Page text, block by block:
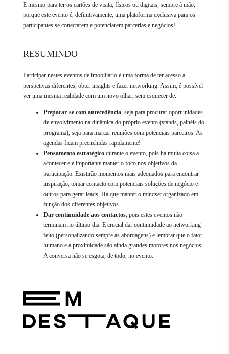
É mesmo para ter os cartões de visita, físicos ou digitais, sempre à mão,
porque este evento é, definitivamente, uma plataforma exclusiva para os
participantes se conectarem e potenciarem parcerias e negócios!
RESUMINDO
Participar nestes eventos de imobiliário é uma forma de ter acesso a
perspetivas diferentes, obter insights e fazer networking. Assim, é possível
ver uma mesma realidade com um novo olhar, sem esquecer de:
Preparar-se com antecedência, seja para procurar oportunidades
de envolvimento na dinâmica do próprio evento (stands, painéis do
programa), seja para marcar reuniões com potenciais parceiros. As
agendas ficam preenchidas rapidamente!
Pensamento estratégicodurante o evento, pois há muita coisa a
acontecer e é importante manter o foco nos objetivos da
participação. Existirão momentos mais adequados para encontrar
inspiração, tomar contacto com potenciais soluções de negócio e
outros para gerar leads. Há que manter o mindset organizado em
função dos diferentes objetivos.
Dar continuidade aos contactos, pois estes eventos não
terminam no último dia. É crucial dar continuidade ao networking
feito (personalizando sempre as abordagens) e lembrar que o fator
humano e a proximidade são ainda grandes motores nos negócios.
A conversa não se esgota, de todo, no evento.